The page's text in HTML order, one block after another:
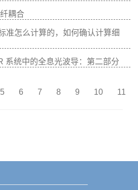
耦合
准怎么计算的，如何确认计算细
系统中的全息光波导：第二部分
5 6 7 8 9 10 11